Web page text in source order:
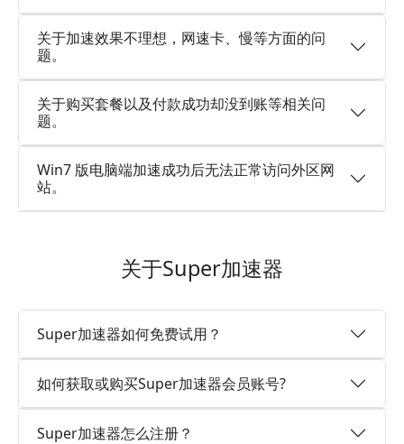
关于加速效果不理想，网速卡、慢等方面的问
题。
关于购买套餐以及付款成功却没到账等相关问
题。
Win7 版电脑端加速成功后无法正常访问外区网
站。
关于Super加速器
Super加速器如何免费试用？
如何获取或购买Super加速器会员账号?
Super加速器怎么注册？